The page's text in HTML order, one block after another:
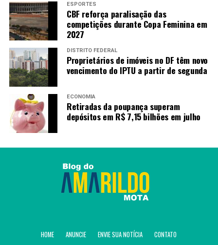
ESPORTES
CBF reforça paralisação das
competições durante Copa Feminina em
2027
DISTRITO FEDERAL
Proprietários de imóveis no DF têm novo
vencimento do IPTU a partir de segunda
ECONOMIA
Retiradas da poupança superam
depósitos em R$ 7,15 bilhões em julho
HOME ANUNCIE ENVIE SUA NOTÍCIA CONTATO